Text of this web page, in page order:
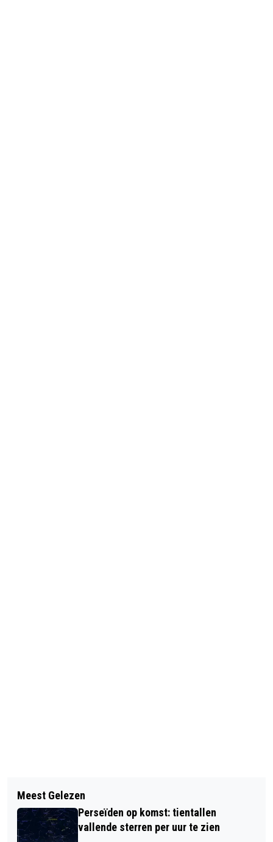
WINSTDAG VOOR AMSTERDAMSE
BEURS
HET GROOTSTE KINDERFEEST VAN
NEDERLAND BIJ BALLORIG
Meest Gelezen
Perseïden op komst: tientallen
vallende sterren per uur te zien